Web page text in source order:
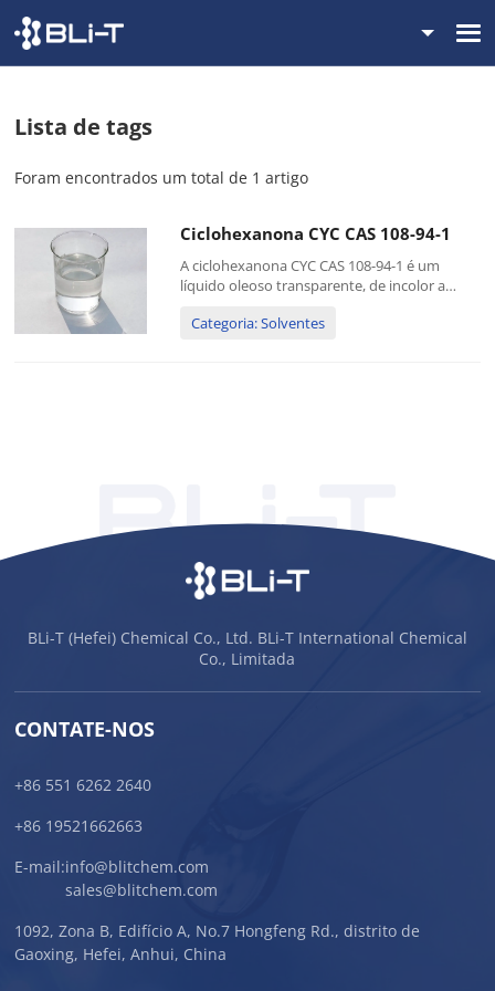
Lista de tags
Foram encontrados um total de 1 artigo
Ciclohexanona CYC CAS 108-94-1
A ciclohexanona CYC CAS 108-94-1 é um
líquido oleoso transparente, de incolor a
menta e acetona. É higroscópico. É um
Categoria: Solventes
BLi-T (Hefei) Chemical Co., Ltd. BLi-T International Chemical
Co., Limitada
CONTATE-NOS
+86 551 6262 2640
+86 19521662663
E-mail:info@blitchem.com
sales@blitchem.com
1092, Zona B, Edifício A, No.7 Hongfeng Rd., distrito de
Gaoxing, Hefei, Anhui, China